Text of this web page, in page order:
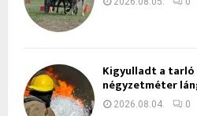
Kigyulladt a tarló
négyzetméter
2026.08.04. 0